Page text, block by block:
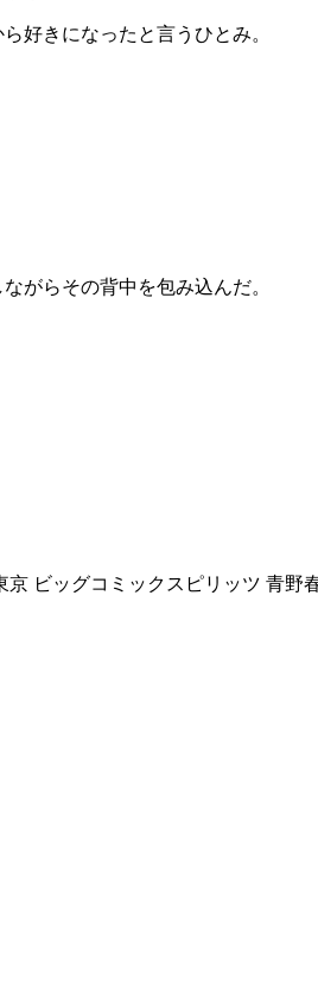
好きになったと言うひとみ。
がらその背中を包み込んだ。